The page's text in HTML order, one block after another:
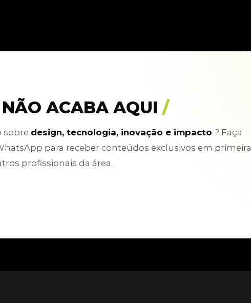
ACABA AQUI /
sobre design, tecnologia, inovação e impacto ? Faça
para receber conteúdos exclusivos em primeira
profissionais da área.